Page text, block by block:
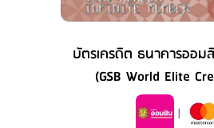
บัตรเครดิต ธนาคารออม
(GSB World Elite
|